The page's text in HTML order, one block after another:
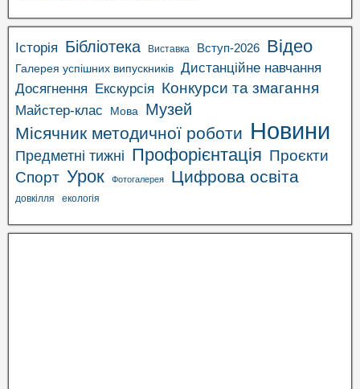
Історія Бібліотека Виставка Вступ-2026 Відео
Галерея успішних випускників Дистанційне навчання
Досягнення Екскурсія Конкурси та змагання
Майстер-клас Мова Музей
Місячник методичної роботи Новини
Предметні тижні Профорієнтація Проєкти
Спорт Урок Фотогалерея Цифрова освіта
довкілля екологія